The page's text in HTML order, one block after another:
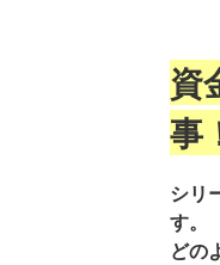
資
事
シリ
す。
どの